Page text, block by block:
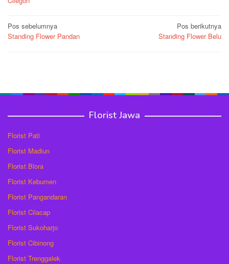
Navigasi
pos
Pos sebelumnya
Standing Flower Pandan
Pos berikutnya
Standing Flower Belu
Florist Jawa
Florist Pati
Florist Madiun
Florist Blora
Florist Kebumen
Florist Pangandaran
Florist Cilacap
Florist Sukoharjo
Florist Cibinong
Florist Trenggalek